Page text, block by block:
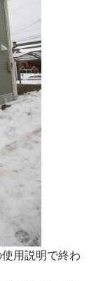
用説明で終わ